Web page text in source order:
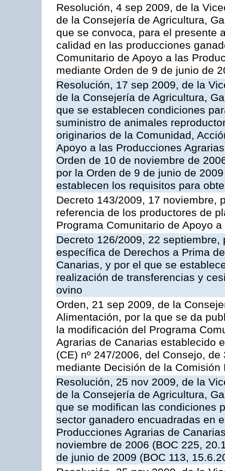
Resolución, 4 sep 2009, de la
de la Consejería de Agricultura,
que se convoca, para el presente
calidad en las producciones
Comunitario de Apoyo a las
mediante Orden de 9 de junio de
Resolución, 17 sep 2009, de la
de la Consejería de Agricultura,
que se establecen condiciones
suministro de animales
originarios de la Comunidad,
Apoyo a las Producciones
Orden de 10 de noviembre de
por la Orden de 9 de junio de
establecen los requisitos para
Decreto 143/2009, 17 noviembre,
referencia de los productores de
Programa Comunitario de Apoyo
Decreto 126/2009, 22
específica de Derechos a Prima
Canarias, y por el que se
realización de transferencias y
ovino
Orden, 21 sep 2009, de la
Alimentación, por la que se da
la modificación del Programa
Agrarias de Canarias establecido
(CE) nº 247/2006, del Consejo,
mediante Decisión de la
Resolución, 25 nov 2009, de la
de la Consejería de Agricultura,
que se modifican las condiciones
sector ganadero encuadradas en
Producciones Agrarias de
noviembre de 2006 (BOC 225,
de junio de 2009 (BOC 113,